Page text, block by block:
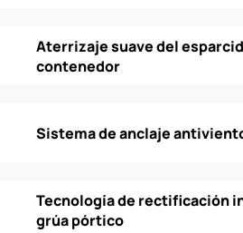
Aterrizaje suave del
contenedor
Sistema de anclaje
Tecnología de rectificación
grúa pórtico